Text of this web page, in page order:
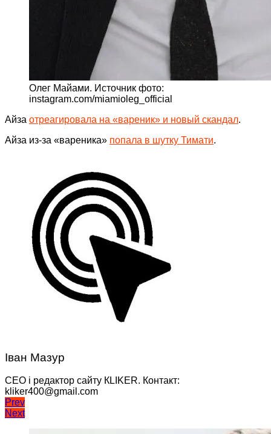
Олег Майами. Источник фото:
instagram.com/miamioleg_official
Айза отреагировала на «вареник» и новый скандал.
Айза из-за «вареника» попала в шутку Тимати.
Іван Мазур
CEO і редактор сайту КLIKER. Контакт:
kliker400@gmail.com
Навігація
записів
Prev
Next